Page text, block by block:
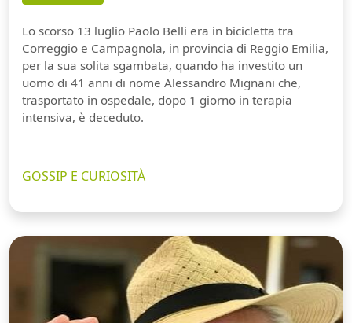
Lo scorso 13 luglio Paolo Belli era in bicicletta tra
Correggio e Campagnola, in provincia di Reggio Emilia,
per la sua solita sgambata, quando ha investito un
uomo di 41 anni di nome Alessandro Mignani che,
trasportato in ospedale, dopo 1 giorno in terapia
intensiva, è deceduto.
GOSSIP E CURIOSITÀ